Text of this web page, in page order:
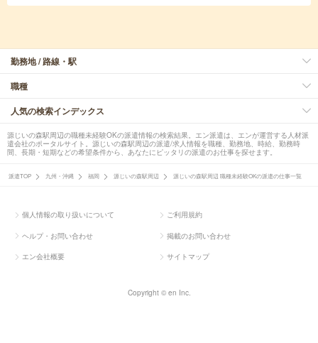
勤務地 / 路線・駅
職種
人気の検索インデックス
源じいの森駅周辺の職種未経験OKの派遣情報の検索結果。エン派遣は、エンが運営する人材派
遣会社のポータルサイト。源じいの森駅周辺の派遣/求人情報を職種、勤務地、時給、勤務時
間、長期・短期などの希望条件から、あなたにピッタリの派遣のお仕事を探せます。
派遣TOP 九州・沖縄 福岡 源じいの森駅周辺 源じいの森駅周辺 職種未経験OKの派遣の仕事一覧
個人情報の取り扱いについて ご利用規約
ヘルプ・お問い合わせ 掲載のお問い合わせ
エン会社概要 サイトマップ
Copyright © en Inc.